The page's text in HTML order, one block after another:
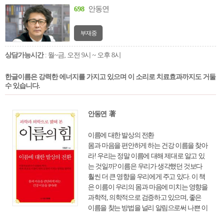
698 안동연
부재중
상담가능시간: 월~금, 오전 9시 ~ 오후 8시
한글이름은 강력한 에너지를 가지고 있으며 이 소리로 치료효과까지도 거둘
수 있습니다.
안동연 著
이름에 대한 발상의 전환
몸과 마음을 편안하게 하는 건강 이름을 찾아
라! 우리는 정말 이름에 대해 제대로 알고 있
는 것일까? 이름은 우리가 생각했던 것보다
훨씬 더 큰 영향을 우리에게 주고 있다. 이 책
은 이름이 우리의 몸과 마음에 미치는 영향을
과학적, 의학적으로 검증하고 있으며, 좋은
이름을 찾는 방법을 널리 알림으로써 나쁜 이